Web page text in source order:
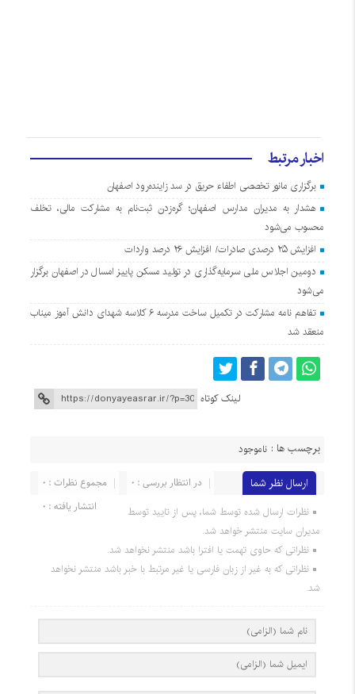
اخبار مرتبط
برگزاری مانور تخصصی اطفاء حریق در سد زاینده‌رود اصفهان
هشدار به مدیران مدارس اصفهان؛ گره‌زدن ثبت‌نام به مشارکت مالی، تخلف
محسوب می‌شود
افزایش ۲۵ درصدی صادرات/ افزایش ۲۶ درصد واردات
دومین اجلاس ملی سرمایه‌گذاری در تولید مسکن پاییز امسال در اصفهان برگزار
می‌شود
تفاهم نامه مشارکت در تکمیل ساخت مدرسه ۶ کلاسه شهدای دانش آموز میناب
منعقد شد
لینک کوتاه
برچسب ها : ناموجود
ارسال نظر شما مجموع نظرات : 0
در انتظار بررسی : 0
انتشار یافته : 0
نظرات ارسال شده توسط شما، پس از تایید توسط
مدیران سایت منتشر خواهد شد.
نظراتی که حاوی تهمت یا افترا باشد منتشر نخواهد شد.
نظراتی که به غیر از زبان فارسی یا غیر مرتبط با خبر باشد منتشر نخواهد
شد.